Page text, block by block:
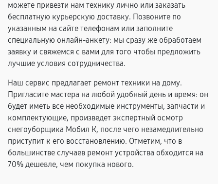
можете привезти нам технику лично или заказать
бесплатную курьерскую доставку. Позвоните по
указанным на сайте телефонам или заполните
специальную онлайн-анкету: мы сразу же обработаем
заявку и свяжемся с вами для того чтобы предложить
лучшие условия сотрудничества.
Наш сервис предлагает ремонт техники на дому.
Пригласите мастера на любой удобный день и время: он
будет иметь все необходимые инструменты, запчасти и
комплектующие, произведет экспертный осмотр
снегоуборщика Мобил К, после чего незамедлительно
приступит к его восстановлению. Отметим, что в
большинстве случаев ремонт устройства обходится на
70% дешевле, чем покупка нового.